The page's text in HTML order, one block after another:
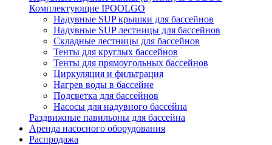
Комплектующие IPOOLGO
Надувные SUP крышки для бассейнов
Надувные SUP лестницы для бассейнов
Складные лестницы для бассейнов
Тенты для круглых бассейнов
Тенты для прямоугольных бассейнов
Циркуляция и фильтрация
Нагрев воды в бассейне
Подсветка для бассейнов
Насосы для надувного бассейна
Раздвижные павильоны для бассейна
Аренда насосного оборудования
Распродажа